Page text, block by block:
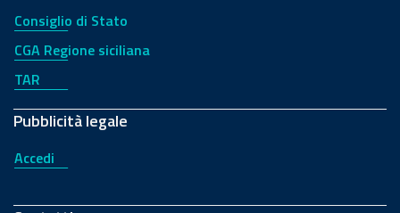
Consiglio di Stato
CGA Regione siciliana
TAR
Pubblicità legale
Accedi